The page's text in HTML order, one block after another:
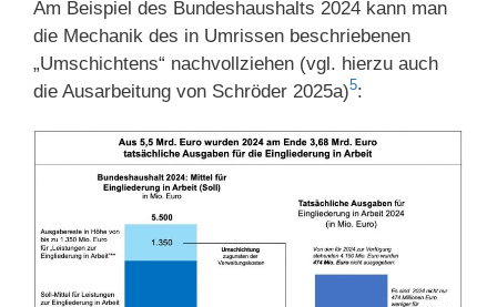
Am Beispiel des Bundeshaushalts 2024 kann man
die Mechanik des in Umrissen beschriebenen
„Umschichtens“ nachvollziehen (vgl. hierzu auch
die Ausarbeitung von Schröder 2025a)5: